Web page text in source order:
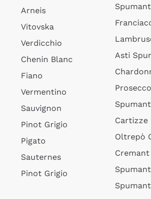
Arneis
Vitovska
Verdicchio
Chenin Blanc
Fiano
Vermentino
Sauvignon
Pinot Grigio
Pigato
Sauternes
Pinot Grigio
Asti
Cartizze
Oltrepò
Cremant